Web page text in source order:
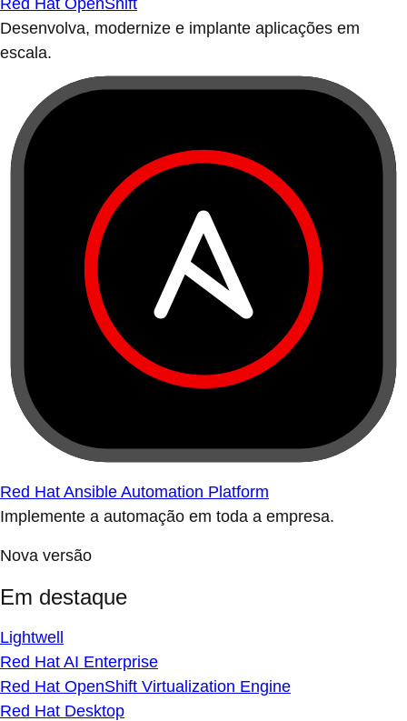
Red Hat OpenShift
Desenvolva, modernize e implante aplicações em
escala.
Red Hat Ansible Automation Platform
Implemente a automação em toda a empresa.
Nova versão
Em destaque
Lightwell
Red Hat AI Enterprise
Red Hat OpenShift Virtualization Engine
Red Hat Desktop